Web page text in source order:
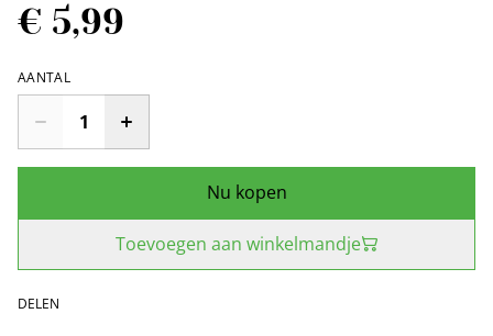
€ 5,99
AANTAL
Nu kopen
Toevoegen aan winkelmandje
DELEN